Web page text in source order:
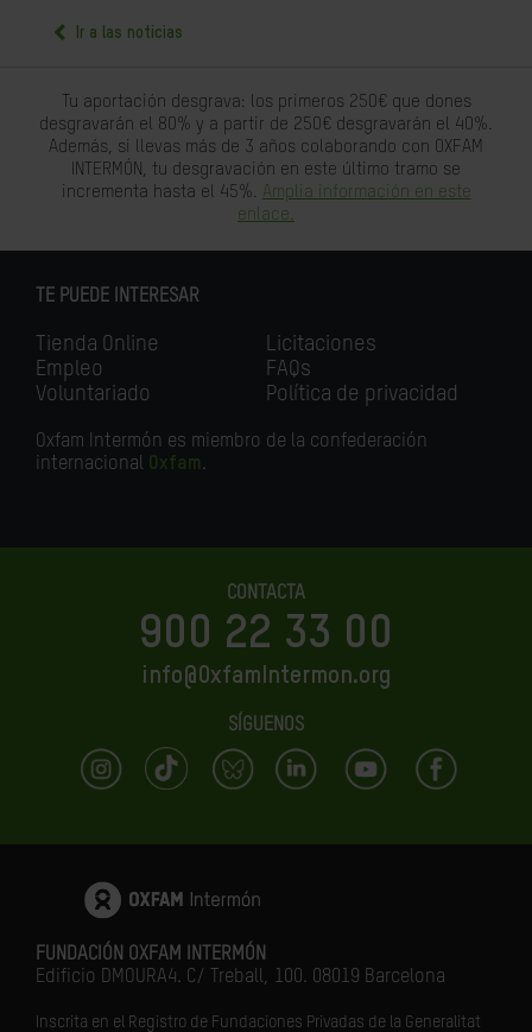
Ir a las noticias
Tu aportación desgrava: los primeros 250€ que dones
desgravarán el 80% y a partir de 250€ desgravarán el 40%.
Además, si llevas más de 3 años colaborando con OXFAM
INTERMÓN, tu desgravación en este último tramo se
incrementa hasta el 45%. Amplia información en este
enlace.
TE PUEDE INTERESAR
Tienda Online
Empleo
Voluntariado
Licitaciones
FAQs
Política de privacidad
Oxfam Intermón es miembro de la confederación
internacional Oxfam.
CONTACTA
900 22 33 00
info@OxfamIntermon.org
SÍGUENOS
FUNDACIÓN OXFAM INTERMÓN
Edificio DMOURA4. C/ Treball, 100. 08019 Barcelona
Inscrita en el Registro de Fundaciones Privadas de la Generalitat